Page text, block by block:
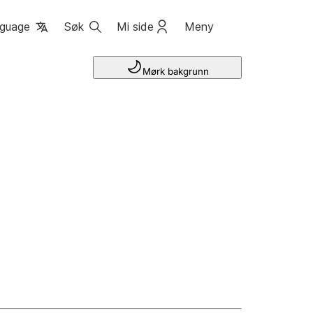
Søk Mi side Meny
Mørk bakgrunn